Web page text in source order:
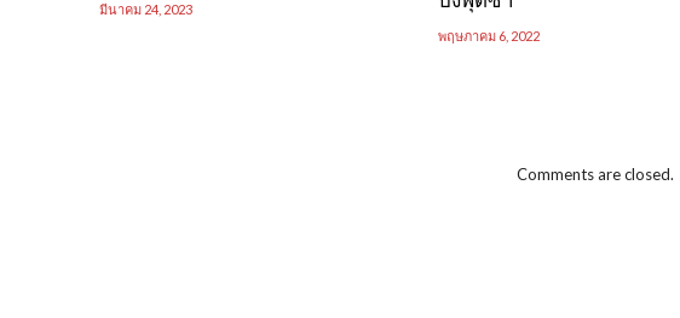
มีนาคม 24, 2023
พฤษภาคม 6, 2022
Comments are closed.